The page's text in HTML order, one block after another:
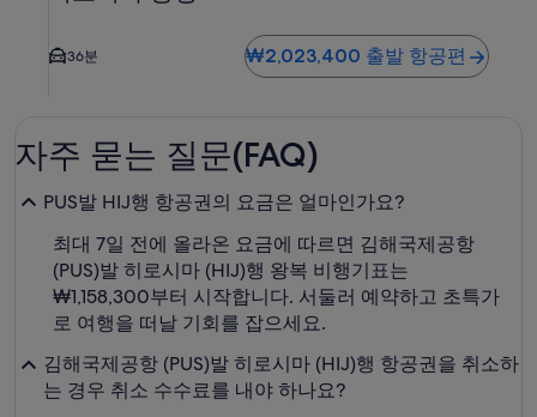
36분 ₩2,023,400 출발 항공편
자주 묻는 질문(FAQ)
PUS발 HIJ행 항공권의 요금은 얼마인가요?
최대 7일 전에 올라온 요금에 따르면 김해국제공항
(PUS)발 히로시마 (HIJ)행 왕복 비행기표는
₩1,158,300부터 시작합니다. 서둘러 예약하고 초특가
로 여행을 떠날 기회를 잡으세요.
김해국제공항 (PUS)발 히로시마 (HIJ)행 항공권을 취소하
는 경우 취소 수수료를 내야 하나요?